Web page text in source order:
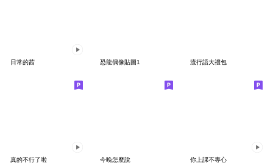
日常的茜 恐龍偶像貼圖1 流行語大禮包
真的不行了啦 今晚怎麼說 你上課不專心